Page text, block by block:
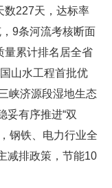
数227天，达标率
9条河流考核断面
量累计排名居全省
山水工程首批优
峡济源段湿地生态
妥有序推进“双
钢铁、电力行业全
减排政策，节能10